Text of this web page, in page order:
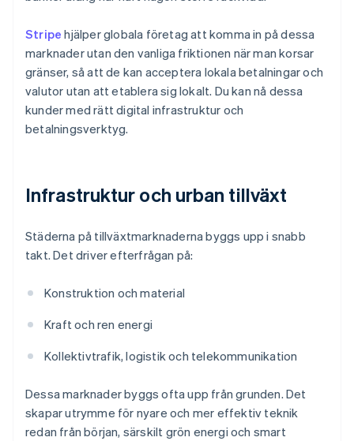
Stripe hjälper globala företag att komma in på dessa
marknader utan den vanliga friktionen när man korsar
gränser, så att de kan acceptera lokala betalningar och
valutor utan att etablera sig lokalt. Du kan nå dessa
kunder med rätt digital infrastruktur och
betalningsverktyg.
Infrastruktur och urban tillväxt
Städerna på tillväxtmarknaderna byggs upp i snabb
takt. Det driver efterfrågan på:
Konstruktion och material
Kraft och ren energi
Kollektivtrafik, logistik och telekommunikation
Dessa marknader byggs ofta upp från grunden. Det
skapar utrymme för nyare och mer effektiv teknik
redan från början, särskilt grön energi och smart